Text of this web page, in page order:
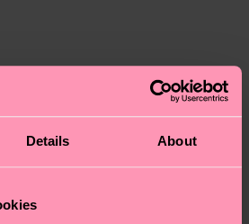
Details About
um einen Richtwert handelt
von der lokalen Post in
Retoure? In unserem
Retouren
findest du die